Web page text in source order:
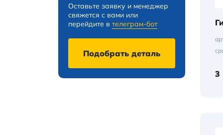
Оставьте заявку и менеджер
свяжется с вами или
перейдите в телеграм-бот
Подобрать деталь
3